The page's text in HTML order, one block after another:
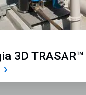
3D